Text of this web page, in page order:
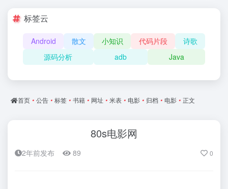
标签云
Android 散文 小知识 代码片段
诗歌
源码分析
adb Java
首页 • 公告 • 标签 • 书籍 • 网址 • 米表 • 电影 • 归档 • 电影 • 正文
80s电影网
2年前发布 89 0